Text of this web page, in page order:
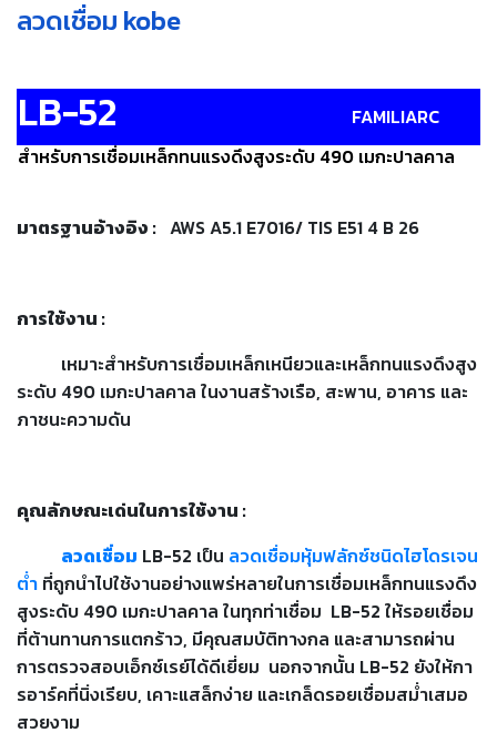
วัสดุ
งาน
ช่าง
ลวด
เชื่อม
เหล็ก
ไฟฟ้า
-
เชื่อม
อาร์กอน
(TIG)
-
เชื่อม
ลวดเชื่อม kobe
LB-52
FAMILIARC
สำหรับการเชื่อมเหล็กทนแรงดึงสูงระดับ 490 เมกะปาลคาล
มาตรฐานอ้างอิง : AWS A5.1 E7016/ TIS E51 4 B 26
การใช้งาน :
เหมาะสำหรับการเชื่อมเหล็กเหนียวและเหล็กทนแรงดึงสูง
ระดับ 490 เมกะปาลคาล ในงานสร้างเรือ, สะพาน, อาคาร และ
ภาชนะความดัน
คุณลักษณะเด่นในการใช้งาน :
ลวดเชื่อม LB-52 เป็น ลวดเชื่อมหุ้มฟลักซ์ชนิดไฮโดรเจน
ต่ำ ที่ถูกนำไปใช้งานอย่างแพร่หลายในการเชื่อมเหล็กทนแรงดึง
สูงระดับ 490 เมกะปาลคาล ในทุกท่าเชื่อม LB-52 ให้รอยเชื่อม
ที่ต้านทานการแตกร้าว, มีคุณสมบัติทางกล และสามารถผ่าน
การตรวจสอบเอ็กซ์เรย์ได้ดีเยี่ยม นอกจากนั้น LB-52 ยังให้กา
รอาร์คที่นิ่งเรียบ, เคาะแสล็กง่าย และเกล็ดรอยเชื่อมสม่ำเสมอ
สวยงาม